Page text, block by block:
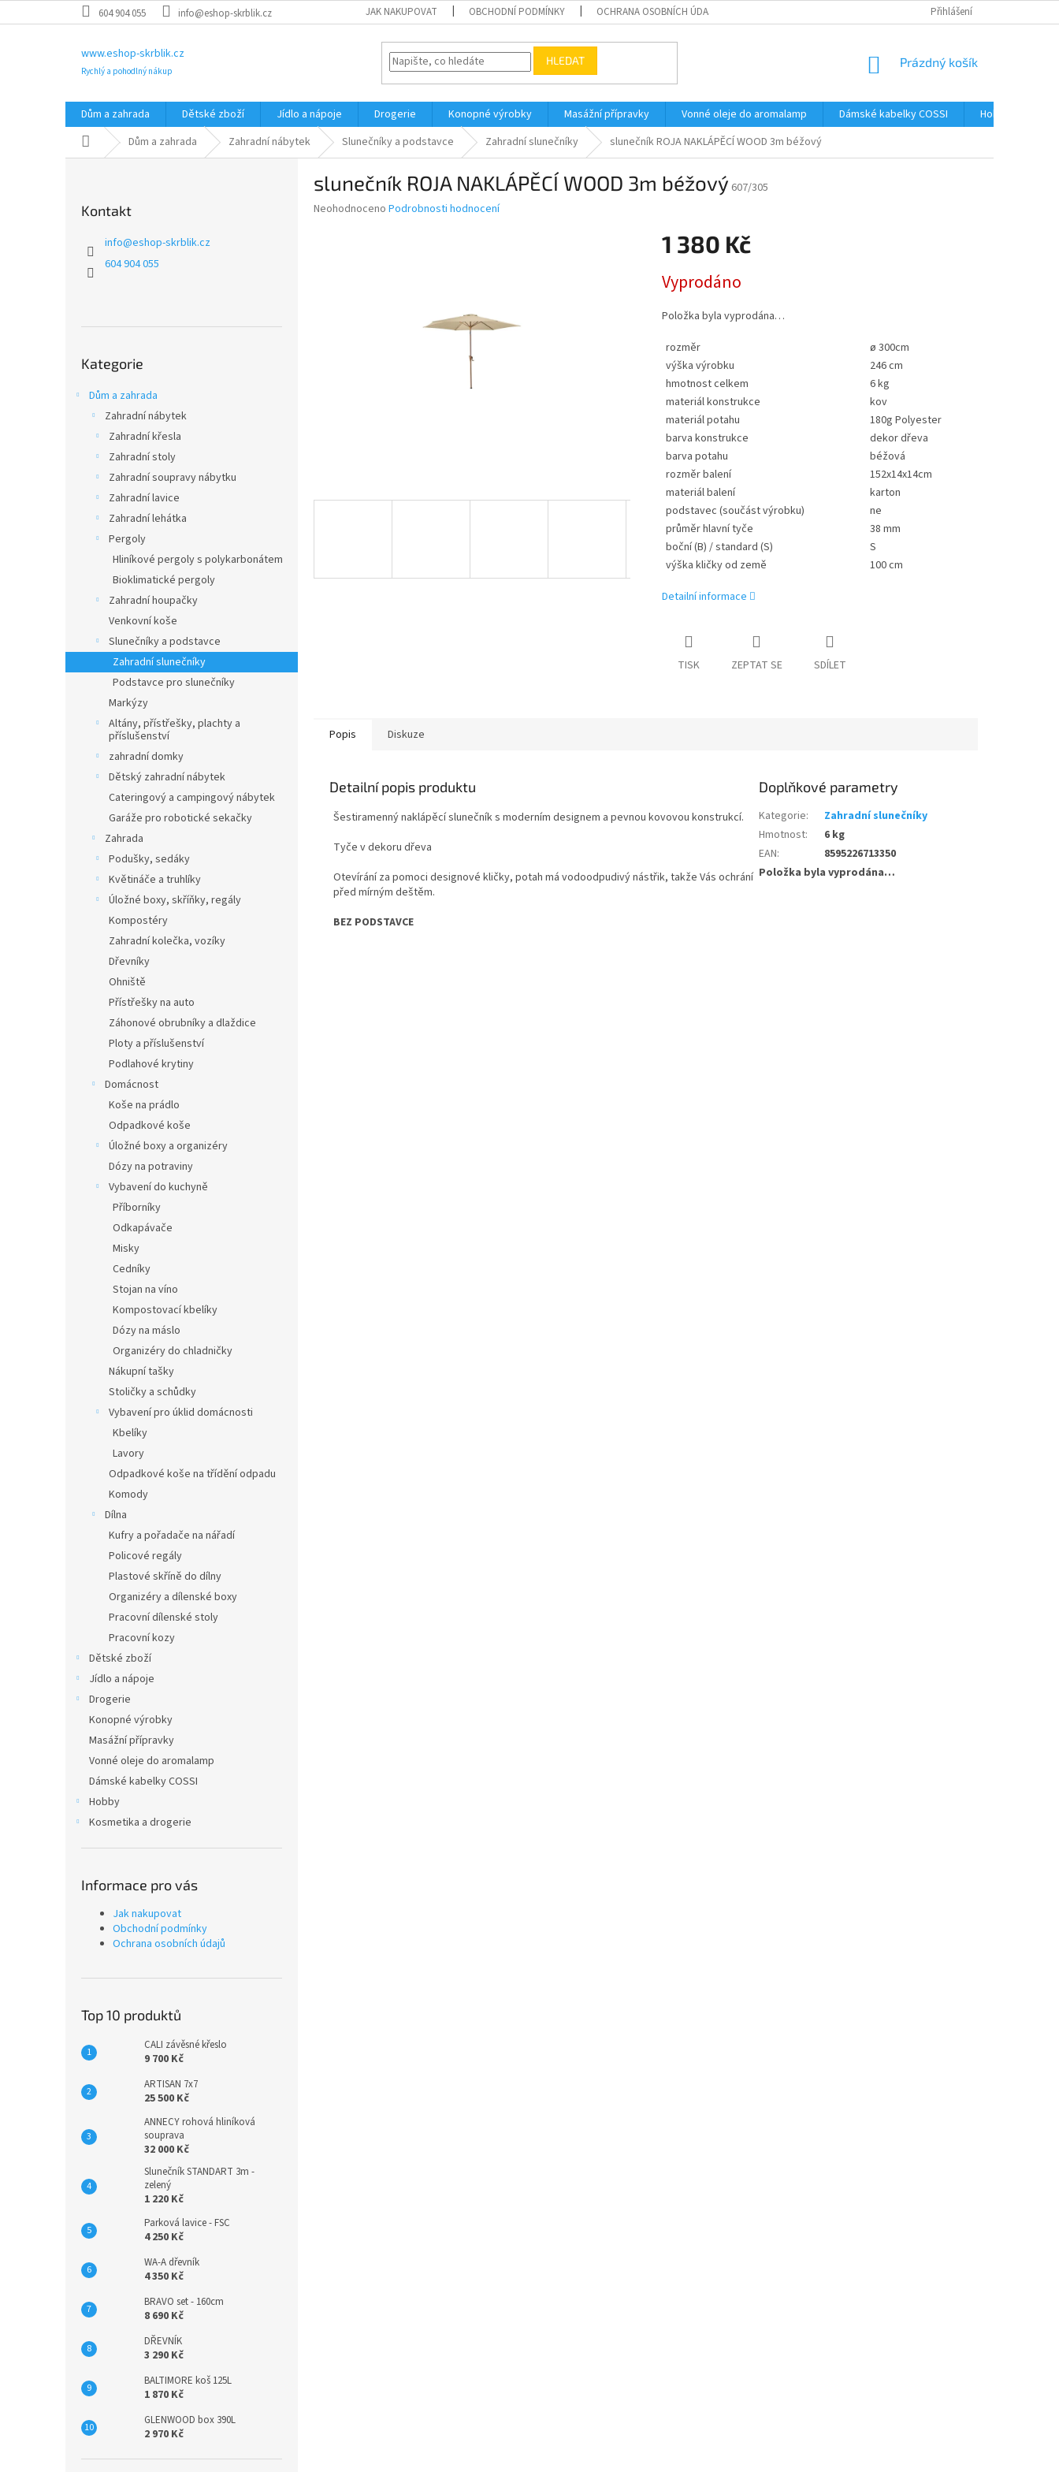
na
604 904 055 info@eshop-skrblik.cz JAK NAKUPOVAT OBCHODNÍ PODMÍNKY OCHRANA OSOBNÍCH ÚDAJŮ Přihlášení
www.eshop-skrblik.cz
Rychlý a pohodlný nákup
HLEDAT
NÁKUPNÍ
Prázdný košík
Dům a zahrada Dětské zboží Jídlo a nápoje Drogerie Konopné výrobky Masážní přípravky Vonné oleje do aromalamp Dámské kabelky COSSI Hobby
Domů Dům a zahrada Zahradní nábytek Slunečníky a podstavce Zahradní slunečníky slunečník ROJA NAKLÁPĚCÍ WOOD 3m béžový
Kontakt
info@eshop-skrblik.cz
604 904 055
kategorie
Kategorie
Dům a zahrada
Zahradní nábytek
Zahradní křesla
Zahradní stoly
Zahradní soupravy nábytku
Zahradní lavice
Zahradní lehátka
Pergoly
Hliníkové pergoly s polykarbonátem
Bioklimatické pergoly
Zahradní houpačky
Venkovní koše
Slunečníky a podstavce
Zahradní slunečníky
Podstavce pro slunečníky
Markýzy
Altány, přístřešky, plachty a
příslušenství
zahradní domky
Dětský zahradní nábytek
Cateringový a campingový nábytek
Garáže pro robotické sekačky
Zahrada
Podušky, sedáky
Květináče a truhlíky
Úložné boxy, skříňky, regály
Kompostéry
Zahradní kolečka, vozíky
Dřevníky
Ohniště
Přístřešky na auto
Záhonové obrubníky a dlaždice
Ploty a příslušenství
Podlahové krytiny
Domácnost
Koše na prádlo
Odpadkové koše
Úložné boxy a organizéry
Dózy na potraviny
Vybavení do kuchyně
Příborníky
Odkapávače
Misky
Cedníky
Stojan na víno
Kompostovací kbelíky
Dózy na máslo
Organizéry do chladničky
Nákupní tašky
Stoličky a schůdky
Vybavení pro úklid domácnosti
Kbelíky
Lavory
Odpadkové koše na třídění odpadu
Komody
Dílna
Kufry a pořadače na nářadí
Policové regály
Plastové skříně do dílny
Organizéry a dílenské boxy
Pracovní dílenské stoly
Pracovní kozy
Dětské zboží
Jídlo a nápoje
Drogerie
Konopné výrobky
Masážní přípravky
Vonné oleje do aromalamp
Dámské kabelky COSSI
Hobby
Kosmetika a drogerie
Informace pro vás
Jak nakupovat
Obchodní podmínky
Ochrana osobních údajů
Top 10 produktů
CALI závěsné křeslo
9 700 Kč
ARTISAN 7x7
25 500 Kč
ANNECY rohová hliníková
souprava
32 000 Kč
Slunečník STANDART 3m -
zelený
1 220 Kč
Parková lavice - FSC
4 250 Kč
WA-A dřevník
4 350 Kč
BRAVO set - 160cm
8 690 Kč
DŘEVNÍK
3 290 Kč
BALTIMORE koš 125L
1 870 Kč
GLENWOOD box 390L
2 970 Kč
slunečník ROJA NAKLÁPĚCÍ WOOD 3m béžový 607/305
Průměrné
Neohodnoceno Podrobnosti hodnocení
1 380 Kč
cena:
Vyprodáno
Položka byla vyprodána…
rozměr
ø 300cm
výška výrobku
246 cm
hmotnost celkem
6 kg
materiál konstrukce
kov
materiál potahu
180g Polyester
barva konstrukce
dekor dřeva
barva potahu
béžová
rozměr balení
152x14x14cm
materiál balení
karton
podstavec (součást výrobku)
ne
průměr hlavní tyče
38 mm
boční (B) / standard (S)
S
výška kličky od země
100 cm
Detailní informace
TISK ZEPTAT SE SDÍLET
Popis Diskuze
Detailní popis produktu
Šestiramenný naklápěcí slunečník s moderním designem a pevnou kovovou konstrukcí.
Tyče v dekoru dřeva
Otevírání za pomoci designové kličky, potah má vodoodpudivý nástřik, takže Vás ochrání
před mírným deštěm.
BEZ PODSTAVCE
Doplňkové parametry
Kategorie:
Zahradní slunečníky
Hmotnost:
6 kg
EAN:
8595226713350
Položka byla vyprodána…